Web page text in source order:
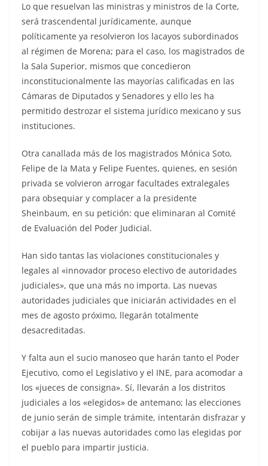
Lo que resuelvan las ministras y ministros de la Corte,
será trascendental jurídicamente, aunque
políticamente ya resolvieron los lacayos subordinados
al régimen de Morena; para el caso, los magistrados de
la Sala Superior, mismos que concedieron
inconstitucionalmente las mayorías calificadas en las
Cámaras de Diputados y Senadores y ello les ha
permitido destrozar el sistema jurídico mexicano y sus
instituciones.
Otra canallada más de los magistrados Mónica Soto,
Felipe de la Mata y Felipe Fuentes, quienes, en sesión
privada se volvieron arrogar facultades extralegales
para obsequiar y complacer a la presidente
Sheinbaum, en su petición: que eliminaran al Comité
de Evaluación del Poder Judicial.
Han sido tantas las violaciones constitucionales y
legales al «innovador proceso electivo de autoridades
judiciales», que una más no importa. Las nuevas
autoridades judiciales que iniciarán actividades en el
mes de agosto próximo, llegarán totalmente
desacreditadas.
Y falta aun el sucio manoseo que harán tanto el Poder
Ejecutivo, como el Legislativo y el INE, para acomodar a
los «jueces de consigna». Sí, llevarán a los distritos
judiciales a los «elegidos» de antemano; las elecciones
de junio serán de simple trámite, intentarán disfrazar y
cobijar a las nuevas autoridades como las elegidas por
el pueblo para impartir justicia.